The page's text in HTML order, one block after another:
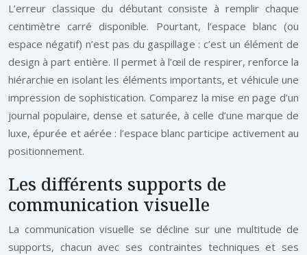
L’erreur classique du débutant consiste à remplir chaque
centimètre carré disponible. Pourtant, l’espace blanc (ou
espace négatif) n’est pas du gaspillage : c’est un élément de
design à part entière. Il permet à l’œil de respirer, renforce la
hiérarchie en isolant les éléments importants, et véhicule une
impression de sophistication. Comparez la mise en page d’un
journal populaire, dense et saturée, à celle d’une marque de
luxe, épurée et aérée : l’espace blanc participe activement au
positionnement.
Les différents supports de
communication visuelle
La communication visuelle se décline sur une multitude de
supports, chacun avec ses contraintes techniques et ses